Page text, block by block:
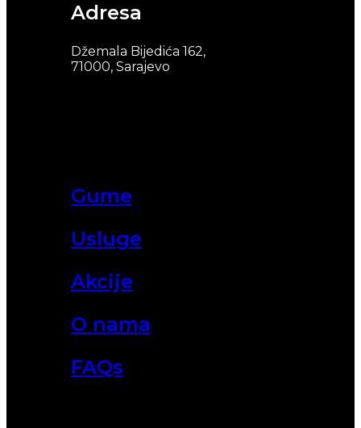
Gume
Usluge
Akcije
O nama
FAQs
Adresa
Džemala Bijedića 162,
71000, Sarajevo